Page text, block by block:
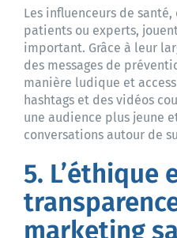
Les influenceurs de
patients ou experts,
important. Grâce à leur
des messages de
manière ludique et
hashtags et des vidéos
une audience plus jeune
conversations autour de
5. L’éthique
marketing